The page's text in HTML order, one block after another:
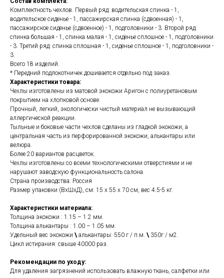
Комплектность чехлов. Первый ряд: водительская спинка - 1,
водительское сиденье - 1, пассажирская спинка (сдвоенная) - 1,
пассажирское сиденье (сдвоенное) - 1, подголовники - 3. Второй ряд:
спинка большая - 1, спинка малая - 1, сиденье сплошное - 1, подголовники
- 3. Третий ряд: спинка сплошная - 1, сиденье сплошное - 1, подголовники -
3.
Всего 18 изделий.
* Передний подлокотничек дошивается отдельно под заказ.
Характеристики товара:
Чехлы изготовлены из матовой экокожи Аригон с полиуретановым
покрытием на хлопковой основе.
Прочный, легкий, экологически чистый материал не вызывающий
аллергической реакции.
Тыльные и боковые части чехлов сделаны из гладкой экокожи, а
центральная часть из перфорированной экокожи, алькантары или
велюра.
Более 20 вариантов расцветок.
Чехлы изготовлены со всеми технологическими отверстиями и не
нарушают заводскую функциональность салона.
Страна производства: Россия
Размер упаковки (ВхШхД), см: 15 x 55 x 70 см, вес 4.5-5 кг.
Характеристики материала:
Толщина экокожи : 1.15 – 1.2 мм.
Толщина алькантары : 1.00 – 1.05 мм.
Удельный вес экокожи \ алькантары: 550 г / п.м. \ 350г / м2.
Цикл истирания: свыше 40000 раз.
Рекомендации по уходу:
Для удаления загрязнений использовать влажную ткань, салфетки или